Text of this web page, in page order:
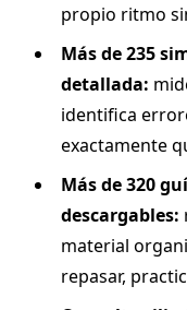
propio ritmo
Más de 235
detallada:
identifica
exactamente
Más de 320
descargables:
material
repasar,